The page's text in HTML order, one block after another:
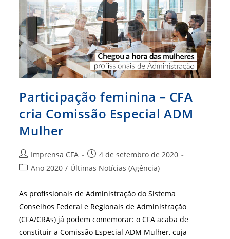
Futuro?
Participação feminina – CFA
cria Comissão Especial ADM
Mulher
Autor
do
Imprensa CFA
Post
publicado:
4 de setembro de 2020
Categoria
Ano 2020 / Últimas Notícias (Agência)
As profissionais de Administração do Sistema
Conselhos Federal e Regionais de Administração
(CFA/CRAs) já podem comemorar: o CFA acaba de
constituir a Comissão Especial ADM Mulher, cuja